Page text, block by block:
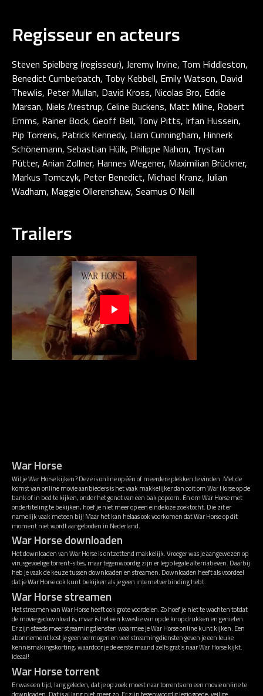
Regisseur en acteurs
Steven Spielberg (regisseur), Jeremy Irvine, Tom Hiddleston,
Benedict Cumberbatch, Toby Kebbell, Emily Watson, David
Thewlis, Peter Mullan, David Kross, Nicolas Bro, Eddie
Marsan, Niels Arestrup, Celine Buckens, Matt Milne, Robert
Emms, Rainer Bock, Geoff Bell, Tony Pitts, Irfan Hussein,
Pip Torrens, Patrick Kennedy, Liam Cunningham, Hinnerk
Schönemann, Sebastian Hülk, Philippe Nahon, Trystan
Pütter, Anian Zollner, Hannes Wegener, Maximilian Brückner,
Markus Tomczyk, Peter Benedict, Michael Kranz, Julian
Wadham, Maggie Ollerenshaw, Seamus O'Neill
Trailers
War Horse
Wil je War Horse kijken? Deze is online op één of meerdere plekken te vinden. Met de
komst van online movie aanbieders is het vaak makkelijker dan ooit om War Horse op de
bank of in bed te kijken, onder het genot van een bak popcorn. En om War Horse met
ondertiteling te bekijken, hoef je niet meer op een eindeloze zoektocht. Die zit er
namelijk vaak meteen bij! Maar het kan helaas ook voorkomen dat War Horse op dit
moment niet wordt aangeboden in Nederland.
War Horse downloaden
Het downloaden van War Horse is ontzettend makkelijk. Vroeger was je aangewezen op
virusgevoelige torrent-sites, maar tegenwoordig zijn er legio legale alternatieven. Daarbij
heb je vaak de keuze tussen downloaden en streamen. Downloaden heeft als voordeel
dat je War Horse ook kunt bekijken als je geen internetverbinding hebt.
War Horse streamen
Het streamen van War Horse heeft ook grote voordelen. Zo hoef je niet te wachten totdat
de movie gedownload is, maar is het een kwestie van op de knop drukken en genieten.
Er zijn steeds meer streamingdiensten waarmee je War Horse online kunt kijken. Een
abonnement kost je geen vermogen en veel streamingdiensten geven je een leuke
kennismakingskorting, waardoor je de eerste maand zelfs gratis naar War Horse kijkt.
Ideaal!
War Horse torrent
Er was een tijd, lang geleden, dat je op zoek moest naar torrents om een movie online te
downloaden. Dat is al lang niet meer zo. Er zijn tegenwoordig legio goede, veilige